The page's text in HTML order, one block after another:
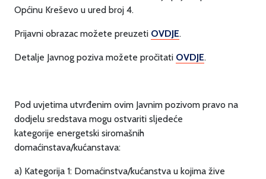
Općinu Kreševo u ured broj 4.
Prijavni obrazac možete preuzeti OVDJE.
Detalje Javnog poziva možete pročitati OVDJE.
Pod uvjetima utvrđenim ovim Javnim pozivom pravo na
dodjelu sredstava mogu ostvariti sljedeće
kategorije energetski siromašnih
domaćinstava/kućanstava:
a) Kategorija 1: Domaćinstva/kućanstva u kojima žive